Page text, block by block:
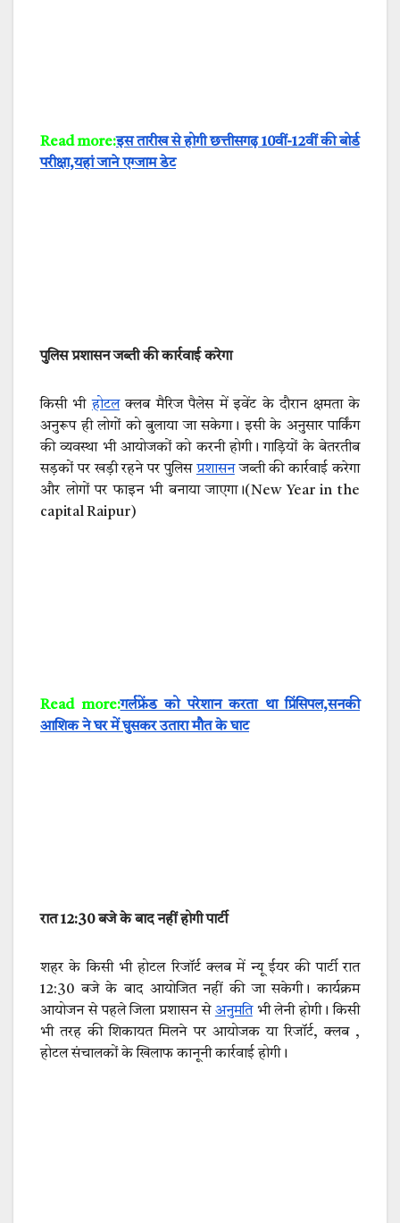
Read more:इस तारीख से होगी छत्तीसगढ़ 10वीं-12वीं की बोर्ड
परीक्षा,यहां जाने एग्जाम डेट
पुलिस प्रशासन जब्ती की कार्रवाई करेगा
किसी भीहोटलक्लब मैरिज पैलेस में इवेंट के दौरान क्षमता के
अनुरूप ही लोगों को बुलाया जा सकेगा। इसी के अनुसार पार्किंग
की व्यवस्था भी आयोजकों को करनी होगी। गाड़ियों के बेतरतीब
सड़कों पर खड़ी रहने पर पुलिस प्रशासनजब्ती की कार्रवाई करेगा
और लोगों पर फाइन भी बनाया जाएगा।(New Year in the
capital Raipur)
Read more:गर्लफ्रेंड को परेशान करता था प्रिंसिपल,सनकी
आशिक ने घर में घुसकर उतारा मौत के घाट
रात 12:30 बजे के बाद नहीं होगी पार्टी
शहर के किसी भी होटल रिजॉर्ट क्लब में न्यू ईयर की पार्टी रात
12:30 बजे के बाद आयोजित नहीं की जा सकेगी। कार्यक्रम
आयोजन से पहले जिला प्रशासन से अनुमतिभी लेनी होगी। किसी
भी तरह की शिकायत मिलने पर आयोजक या रिजॉर्ट, क्लब ,
होटल संचालकों के खिलाफ कानूनी कार्रवाई होगी।